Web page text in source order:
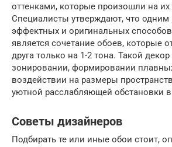
оттенками, которые произошли на их
Специалисты утверждают, что
эффектных и оригинальных
является сочетание обоев, которые
друга только на 1-2 тона. Такой
зонировании, формировании
воздействии на размеры
уютной расслабляющей обстановки
Советы дизайнеров
Подбирать те или иные обои стоит,